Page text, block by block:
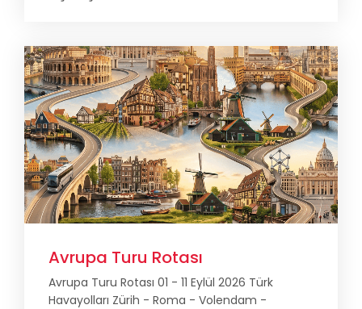
Avrupa Turu Rotası
Avrupa Turu Rotası 01 - 11 Eylül 2026 Türk
Havayolları Zürih - Roma - Volendam -